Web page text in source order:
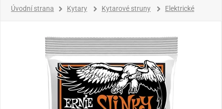
Úvodní strana Kytary Kytarové struny Elektrické